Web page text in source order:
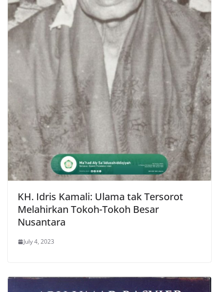
KH. Idris Kamali: Ulama tak Tersorot
Melahirkan Tokoh-Tokoh Besar
Nusantara
July 4, 2023